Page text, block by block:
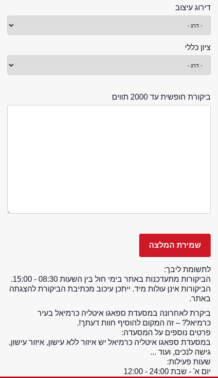
דירוג עיצוב
ציון כללי
ביקורת חופשית עד 2000 תווים
לתשומת ליבך:
הביקורות מתעדכנות באתר בימי חול בין השעות 08:30 - 15:00.
הביקורות אינן עולות מיד. ייתכן עיכוב מכתיבת הביקורת להצגתה
באתר.
ביקרת לאחרונה במסעדת ספאגו איטליה כרמיאל בעיר
כרמיאל? – זה המקום להוסיף חוות דעתך!.
פרטים נוספים על המסעדה:
במסעדת ספאגו איטליה כרמיאל יש איזור ללא עישון, איזור עישון,
גישה לנכים, ועוד ...
שעות פעילות:
יום א' - שבת 24:00 - 12:00